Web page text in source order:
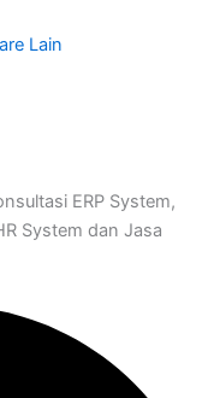
Lain
ERP System,
System dan Jasa